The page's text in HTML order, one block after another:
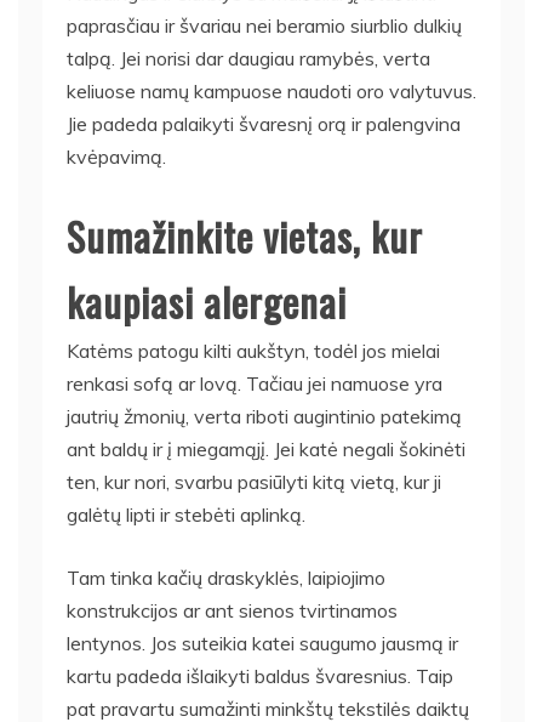
paprasčiau ir švariau nei beramio siurblio dulkių
talpą. Jei norisi dar daugiau ramybės, verta
keliuose namų kampuose naudoti oro valytuvus.
Jie padeda palaikyti švaresnį orą ir palengvina
kvėpavimą.
Sumažinkite vietas, kur
kaupiasi alergenai
Katėms patogu kilti aukštyn, todėl jos mielai
renkasi sofą ar lovą. Tačiau jei namuose yra
jautrių žmonių, verta riboti augintinio patekimą
ant baldų ir į miegamąjį. Jei katė negali šokinėti
ten, kur nori, svarbu pasiūlyti kitą vietą, kur ji
galėtų lipti ir stebėti aplinką.
Tam tinka kačių draskyklės, laipiojimo
konstrukcijos ar ant sienos tvirtinamos
lentynos. Jos suteikia katei saugumo jausmą ir
kartu padeda išlaikyti baldus švaresnius. Taip
pat pravartu sumažinti minkštų tekstilės daiktų